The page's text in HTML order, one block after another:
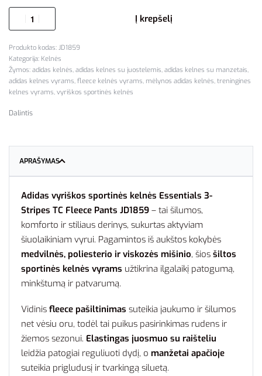
Į krepšelį
JD1859
Kategorija: Kelnės
Žymos: adidas kelnės, adidas kelnes su juostelemis, adidas kelnes su manzetais,
adidas kelnes vyrams, fleece kelnės vyrams, mėlynos adidas kelnės, treningines
kelnes vyrams, vyriškos sportinės kelnės
Dalintis
APRAŠYMAS
Adidas vyriškos sportinės kelnės Essentials 3-
Stripes TC Fleece Pants JD1859 – tai šilumos,
komforto ir stiliaus derinys, sukurtas aktyviam
šiuolaikiniam vyrui. Pagamintos iš aukštos kokybės
medvilnės, poliesterio ir viskozės mišinio, šios šiltos
sportinės kelnės vyrams užtikrina ilgalaikį patogumą,
minkštumą ir patvarumą.
Vidinis fleece pašiltinimas suteikia jaukumo ir šilumos
net vėsiu oru, todėl tai puikus pasirinkimas rudens ir
žiemos sezonui. Elastingas juosmuo su raišteliu
leidžia patogiai reguliuoti dydį, o manžetai apačioje
suteikia prigludusį ir tvarkingą siluetą.